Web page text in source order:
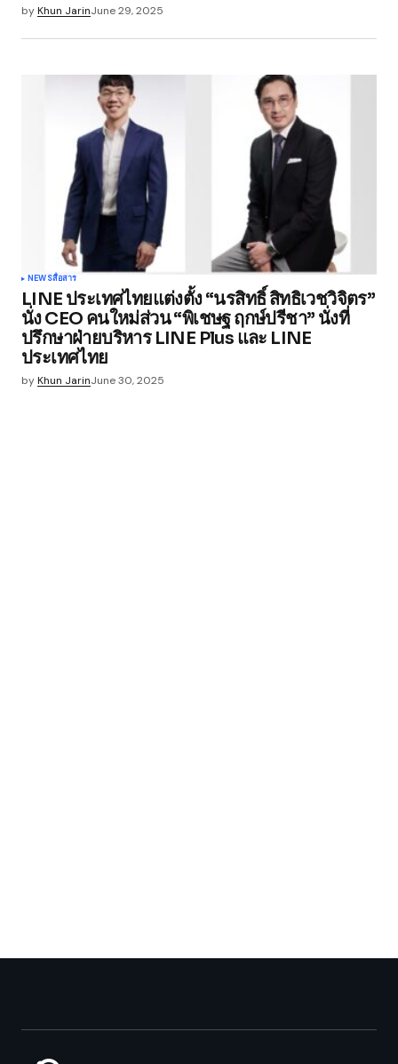
byKhun JarinJune 29, 2025
NEWSสื่อสาร
LINE ประเทศไทยแต่งตั้ง “นรสิทธิ์ สิทธิเวชวิจิตร”
นั่ง CEO คนใหม่ส่วน “พิเชษฐ ฤกษ์ปรีชา” นั่งที่
ปรึกษาฝ่ายบริหาร LINE Plus และ LINE
ประเทศไทย
byKhun JarinJune 30, 2025